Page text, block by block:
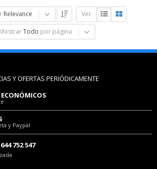
Relevance Ver
MostrarTodo por página
Y OFERTAS PERIÓDICAMENTE
y Paypal
644 752 547